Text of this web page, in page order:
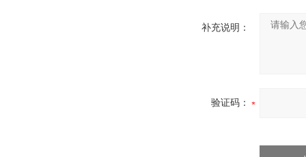
补充说明：
验证码：